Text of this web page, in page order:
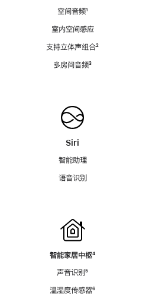
空间音频脚
¹
室内空间感应
支持立体声组合脚
²
多房间音频脚
³
Siri
智能助理
语音识别
智能家居中枢脚
⁴
声音识别脚
⁵
温湿度传感器脚
⁶